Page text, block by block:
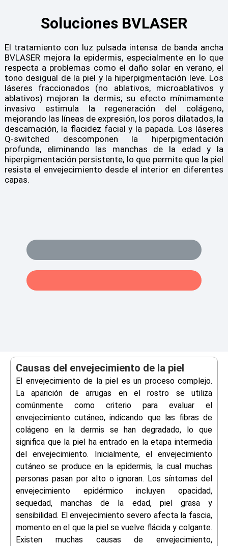
Soluciones BVLASER
El tratamiento con luz pulsada intensa de banda ancha
BVLASER mejora la epidermis, especialmente en lo que
respecta a problemas como el daño solar en verano, el
tono desigual de la piel y la hiperpigmentación leve. Los
láseres fraccionados (no ablativos, microablativos y
ablativos) mejoran la dermis; su efecto mínimamente
invasivo estimula la regeneración del colágeno,
mejorando las líneas de expresión, los poros dilatados, la
descamación, la flacidez facial y la papada. Los láseres
Q-switched descomponen la hiperpigmentación
profunda, eliminando las manchas de la edad y la
hiperpigmentación persistente, lo que permite que la piel
resista el envejecimiento desde el interior en diferentes
capas.
Causas del envejecimiento de la piel
El envejecimiento de la piel es un proceso complejo.
La aparición de arrugas en el rostro se utiliza
comúnmente como criterio para evaluar el
envejecimiento cutáneo, indicando que las fibras de
colágeno en la dermis se han degradado, lo que
significa que la piel ha entrado en la etapa intermedia
del envejecimiento. Inicialmente, el envejecimiento
cutáneo se produce en la epidermis, la cual muchas
personas pasan por alto o ignoran. Los síntomas del
envejecimiento epidérmico incluyen opacidad,
sequedad, manchas de la edad, piel grasa y
sensibilidad. El envejecimiento severo afecta la fascia,
momento en el que la piel se vuelve flácida y colgante.
Existen muchas causas de envejecimiento,